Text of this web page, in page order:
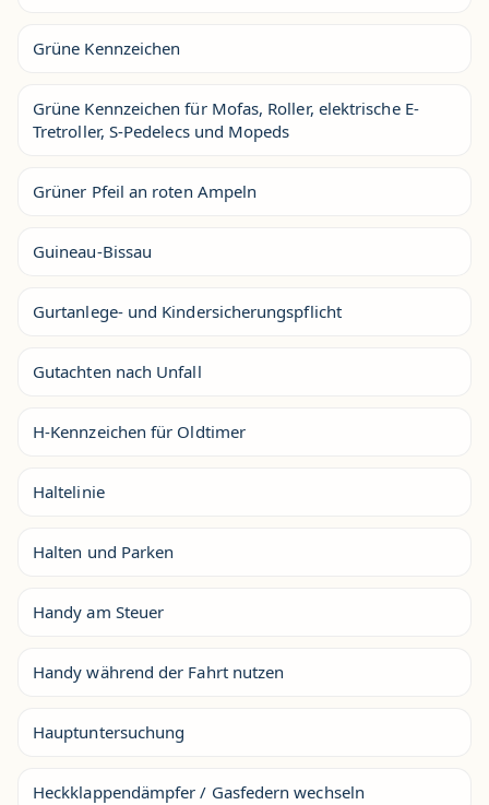
Grüne Kennzeichen
Grüne Kennzeichen für Mofas, Roller, elektrische E-
Tretroller, S-Pedelecs und Mopeds
Grüner Pfeil an roten Ampeln
Guineau-Bissau
Gurtanlege- und Kindersicherungspflicht
Gutachten nach Unfall
H-Kennzeichen für Oldtimer
Haltelinie
Halten und Parken
Handy am Steuer
Handy während der Fahrt nutzen
Hauptuntersuchung
Heckklappendämpfer / Gasfedern wechseln